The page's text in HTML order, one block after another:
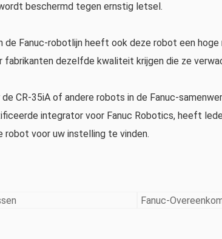
beschermd tegen ernstig letsel.
de Fanuc-robotlijn heeft ook deze robot een
fabrikanten dezelfde kwaliteit krijgen die ze
CR-35iA of andere robots in de Fanuc-
integrator voor Fanuc Robotics, heeft
robot voor uw instelling te vinden.